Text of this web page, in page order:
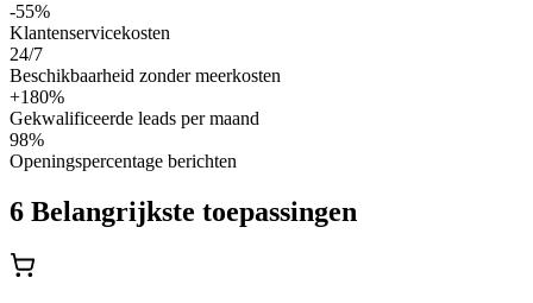
-55%
Klantenservicekosten
24/7
Beschikbaarheid zonder meerkosten
+180%
Gekwalificeerde leads per maand
98%
Openingspercentage berichten
6 Belangrijkste toepassingen